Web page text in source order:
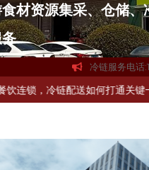
材资源集采、仓储、
冷链服务电话
央厨房布局餐饮连锁，冷链配